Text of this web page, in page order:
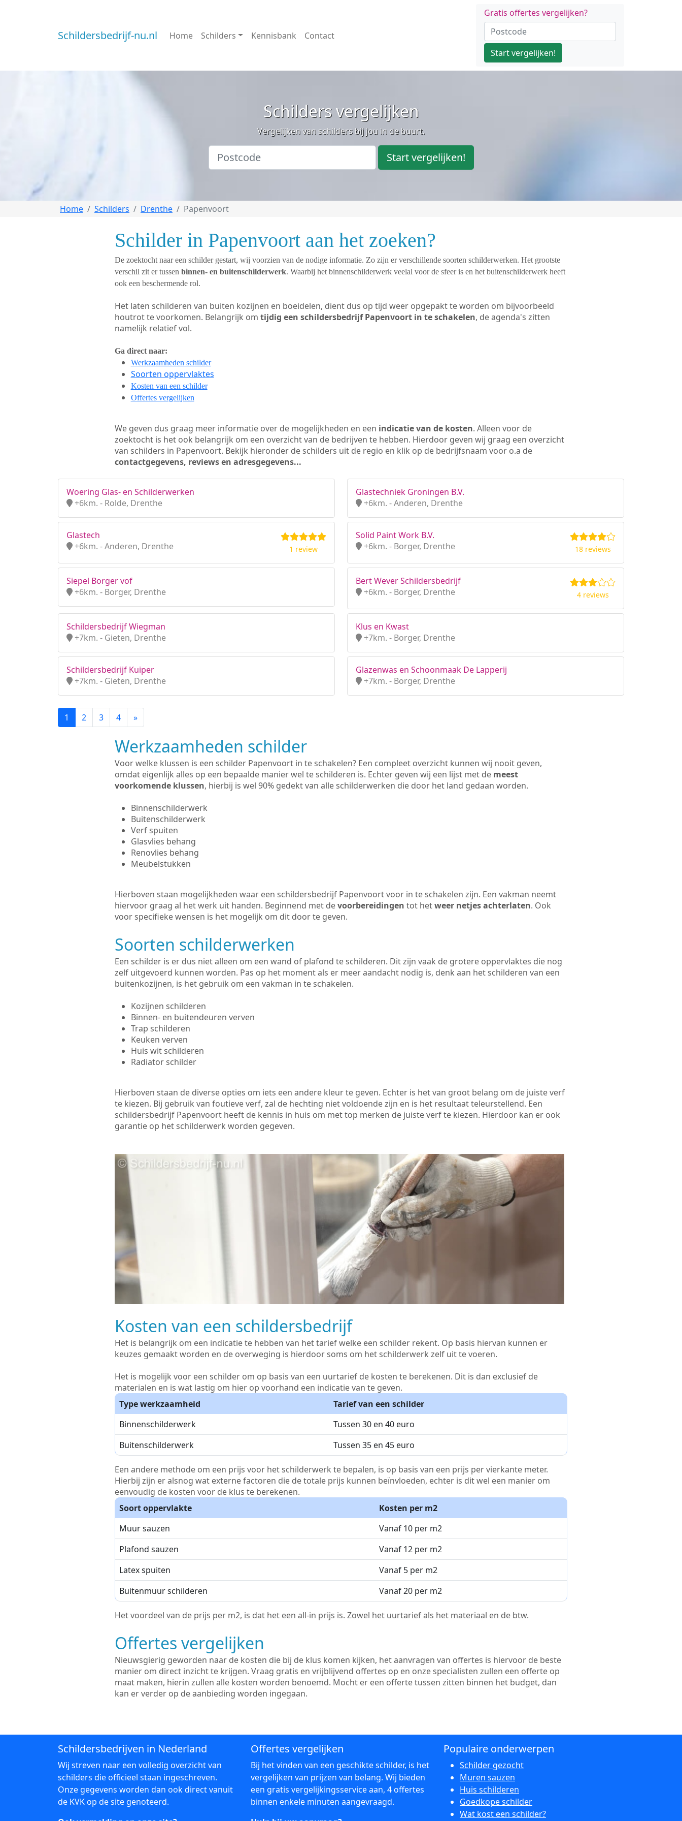
Schildersbedrijf-nu.nl Home Schilders Kennisbank Contact
Gratis offertes vergelijken?
Start vergelijken!
Schilders vergelijken
Vergelijken van schilders bij jou in de buurt.
Start vergelijken!
Home Schilders Drenthe Papenvoort
Schilder in Papenvoort aan het zoeken?
De zoektocht naar een schilder gestart, wij voorzien van de nodige informatie. Zo zijn er verschillende soorten schilderwerken. Het grootste
verschil zit er tussen binnen- en buitenschilderwerk. Waarbij het binnenschilderwerk veelal voor de sfeer is en het buitenschilderwerk heeft
ook een beschermende rol.
Het laten schilderen van buiten kozijnen en boeidelen, dient dus op tijd weer opgepakt te worden om bijvoorbeeld
houtrot te voorkomen. Belangrijk om tijdig een schildersbedrijf Papenvoort in te schakelen, de agenda's zitten
namelijk relatief vol.
Ga direct naar:
Werkzaamheden schilder
Soorten oppervlaktes
Kosten van een schilder
Offertes vergelijken
We geven dus graag meer informatie over de mogelijkheden en een indicatie van de kosten. Alleen voor de
zoektocht is het ook belangrijk om een overzicht van de bedrijven te hebben. Hierdoor geven wij graag een overzicht
van schilders in Papenvoort. Bekijk hieronder de schilders uit de regio en klik op de bedrijfsnaam voor o.a de
contactgegevens, reviews en adresgegevens...
Woering Glas- en Schilderwerken
+6km. - Rolde, Drenthe
Glastechniek Groningen B.V.
+6km. - Anderen, Drenthe
Glastech
+6km. - Anderen, Drenthe
1 review
Solid Paint Work B.V.
+6km. - Borger, Drenthe
18 reviews
Siepel Borger vof
+6km. - Borger, Drenthe
Bert Wever Schildersbedrijf
+6km. - Borger, Drenthe
4 reviews
Schildersbedrijf Wiegman
+7km. - Gieten, Drenthe
Klus en Kwast
+7km. - Borger, Drenthe
Schildersbedrijf Kuiper
+7km. - Gieten, Drenthe
Glazenwas en Schoonmaak De Lapperij
+7km. - Borger, Drenthe
1 2 3 4 »
Werkzaamheden schilder
Voor welke klussen is een schilder Papenvoort in te schakelen? Een compleet overzicht kunnen wij nooit geven,
omdat eigenlijk alles op een bepaalde manier wel te schilderen is. Echter geven wij een lijst met de meest
voorkomende klussen, hierbij is wel 90% gedekt van alle schilderwerken die door het land gedaan worden.
Binnenschilderwerk
Buitenschilderwerk
Verf spuiten
Glasvlies behang
Renovlies behang
Meubelstukken
Hierboven staan mogelijkheden waar een schildersbedrijf Papenvoort voor in te schakelen zijn. Een vakman neemt
hiervoor graag al het werk uit handen. Beginnend met devoorbereidingen tot hetweer netjes achterlaten. Ook
voor specifieke wensen is het mogelijk om dit door te geven.
Soorten schilderwerken
Een schilder is er dus niet alleen om een wand of plafond te schilderen. Dit zijn vaak de grotere oppervlaktes die nog
zelf uitgevoerd kunnen worden. Pas op het moment als er meer aandacht nodig is, denk aan het schilderen van een
buitenkozijnen, is het gebruik om een vakman in te schakelen.
Kozijnen schilderen
Binnen- en buitendeuren verven
Trap schilderen
Keuken verven
Huis wit schilderen
Radiator schilder
Hierboven staan de diverse opties om iets een andere kleur te geven. Echter is het van groot belang om de juiste verf
te kiezen. Bij gebruik van foutieve verf, zal de hechting niet voldoende zijn en is het resultaat teleurstellend. Een
schildersbedrijf Papenvoort heeft de kennis in huis om met top merken de juiste verf te kiezen. Hierdoor kan er ook
garantie op het schilderwerk worden gegeven.
Kosten van een schildersbedrijf
Het is belangrijk om een indicatie te hebben van het tarief welke een schilder rekent. Op basis hiervan kunnen er
keuzes gemaakt worden en de overweging is hierdoor soms om het schilderwerk zelf uit te voeren.
Het is mogelijk voor een schilder om op basis van een uurtarief de kosten te berekenen. Dit is dan exclusief de
materialen en is wat lastig om hier op voorhand een indicatie van te geven.
Type werkzaamheid
Tarief van een schilder
Binnenschilderwerk
Tussen 30 en 40 euro
Buitenschilderwerk
Tussen 35 en 45 euro
Een andere methode om een prijs voor het schilderwerk te bepalen, is op basis van een prijs per vierkante meter.
Hierbij zijn er alsnog wat externe factoren die de totale prijs kunnen beïnvloeden, echter is dit wel een manier om
eenvoudig de kosten voor de klus te berekenen.
Soort oppervlakte
Kosten per m2
Muur sauzen
Vanaf 10 per m2
Plafond sauzen
Vanaf 12 per m2
Latex spuiten
Vanaf 5 per m2
Buitenmuur schilderen
Vanaf 20 per m2
Het voordeel van de prijs per m2, is dat het een all-in prijs is. Zowel het uurtarief als het materiaal en de btw.
Offertes vergelijken
Nieuwsgierig geworden naar de kosten die bij de klus komen kijken, het aanvragen van offertes is hiervoor de beste
manier om direct inzicht te krijgen. Vraag gratis en vrijblijvend offertes op en onze specialisten zullen een offerte op
maat maken, hierin zullen alle kosten worden benoemd. Mocht er een offerte tussen zitten binnen het budget, dan
kan er verder op de aanbieding worden ingegaan.
Schildersbedrijven in Nederland
Wij streven naar een volledig overzicht van
schilders die officieel staan ingeschreven.
Onze gegevens worden dan ook direct vanuit
de KVK op de site genoteerd.
Offertes vergelijken
Bij het vinden van een geschikte schilder, is het
vergelijken van prijzen van belang. Wij bieden
een gratis vergelijkingsservice aan, 4 offertes
binnen enkele minuten aangevraagd.
Populaire onderwerpen
Schilder gezocht
Muren sauzen
Huis schilderen
Goedkope schilder
Wat kost een schilder?